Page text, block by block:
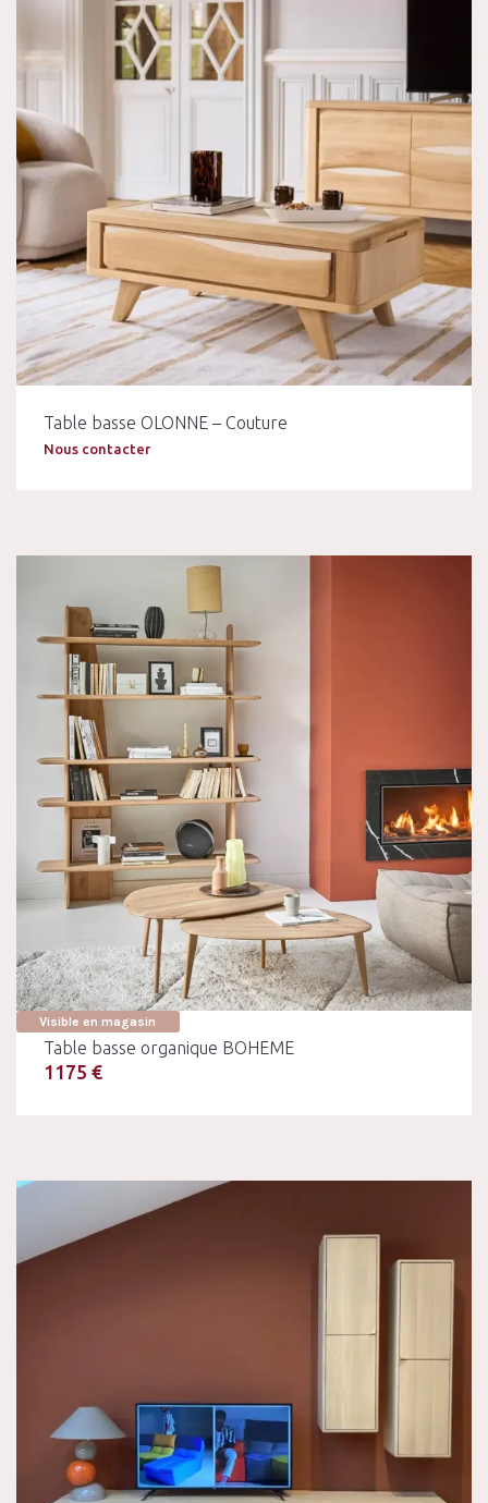
Table basse OLONNE – Couture
Nous contacter
Visible en magasin
Table basse organique BOHEME
1175 €